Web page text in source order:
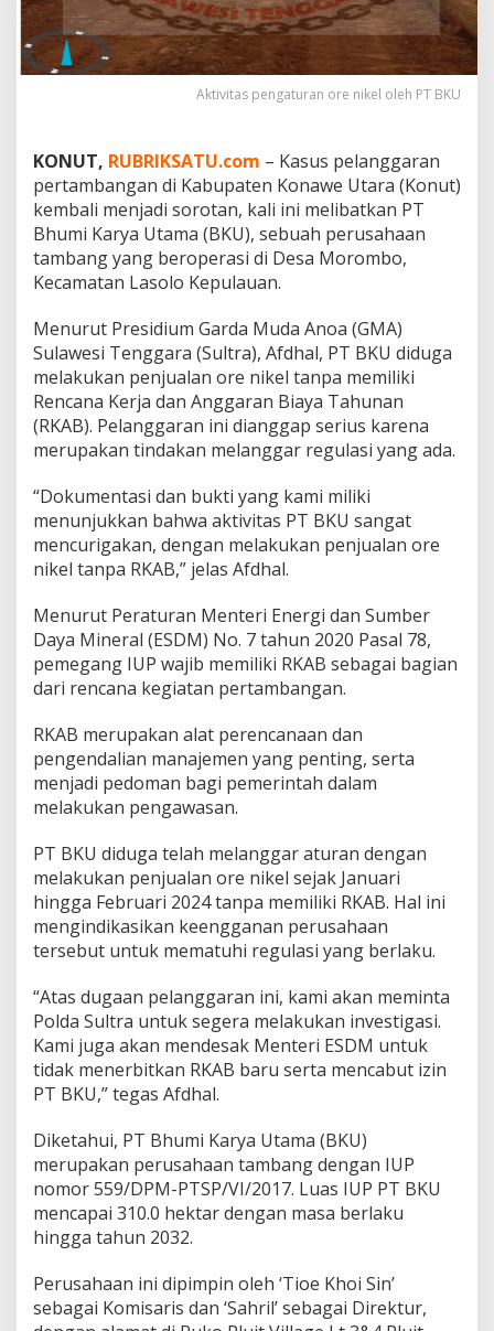
k
e
l
T
a
R
K
A
B
Aktivitas pengaturan ore nikel oleh PT BKU
KONUT, RUBRIKSATU.com – Kasus pelanggaran
pertambangan di Kabupaten Konawe Utara (Konut)
kembali menjadi sorotan, kali ini melibatkan PT
Bhumi Karya Utama (BKU), sebuah perusahaan
tambang yang beroperasi di Desa Morombo,
Kecamatan Lasolo Kepulauan.
Menurut Presidium Garda Muda Anoa (GMA)
Sulawesi Tenggara (Sultra), Afdhal, PT BKU diduga
melakukan penjualan ore nikel tanpa memiliki
Rencana Kerja dan Anggaran Biaya Tahunan
(RKAB). Pelanggaran ini dianggap serius karena
merupakan tindakan melanggar regulasi yang ada.
“Dokumentasi dan bukti yang kami miliki
menunjukkan bahwa aktivitas PT BKU sangat
mencurigakan, dengan melakukan penjualan ore
nikel tanpa RKAB,” jelas Afdhal.
Menurut Peraturan Menteri Energi dan Sumber
Daya Mineral (ESDM) No. 7 tahun 2020 Pasal 78,
pemegang IUP wajib memiliki RKAB sebagai bagian
dari rencana kegiatan pertambangan.
RKAB merupakan alat perencanaan dan
pengendalian manajemen yang penting, serta
menjadi pedoman bagi pemerintah dalam
melakukan pengawasan.
PT BKU diduga telah melanggar aturan dengan
melakukan penjualan ore nikel sejak Januari
hingga Februari 2024 tanpa memiliki RKAB. Hal ini
mengindikasikan keengganan perusahaan
tersebut untuk mematuhi regulasi yang berlaku.
“Atas dugaan pelanggaran ini, kami akan meminta
Polda Sultra untuk segera melakukan investigasi.
Kami juga akan mendesak Menteri ESDM untuk
tidak menerbitkan RKAB baru serta mencabut izin
PT BKU,” tegas Afdhal.
Diketahui, PT Bhumi Karya Utama (BKU)
merupakan perusahaan tambang dengan IUP
nomor 559/DPM-PTSP/VI/2017. Luas IUP PT BKU
mencapai 310.0 hektar dengan masa berlaku
hingga tahun 2032.
Perusahaan ini dipimpin oleh ‘Tioe Khoi Sin’
sebagai Komisaris dan ‘Sahril’ sebagai Direktur,